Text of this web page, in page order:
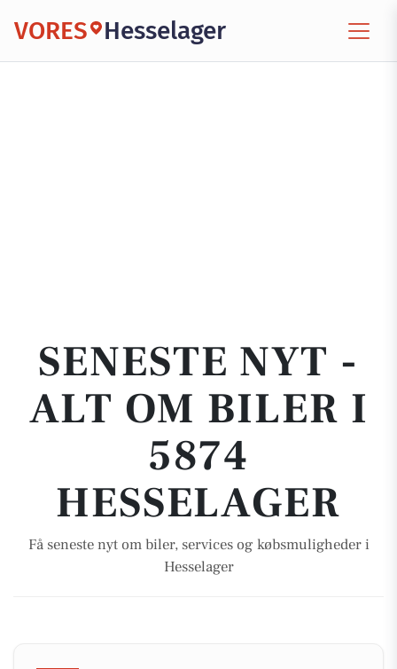
VORES Hesselager
SENESTE NYT -
ALT OM BILER I
5874
HESSELAGER
Få seneste nyt om biler, services og købsmuligheder i
Hesselager